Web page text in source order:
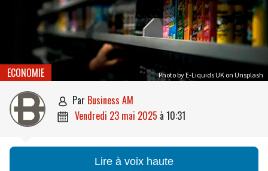
Photo by E-Liquids UK on Unsplash
ECONOMIE
 par Business AM
 vendredi 23 mai 2025 à 10:31
Lire à voix haute